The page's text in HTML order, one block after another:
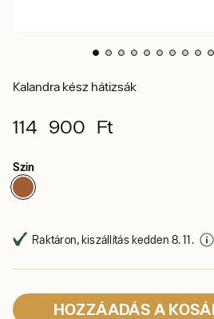
Kalandra kész hátizsák
114 900 Ft
Szín
Raktáron, kiszállítás kedden 8. 11.
HOZZÁADÁS A